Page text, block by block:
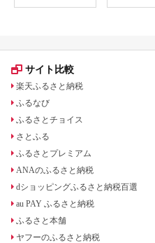
サイト比較
楽天ふるさと納税
ふるなび
ふるさとチョイス
さとふる
ふるさとプレミアム
ANAのふるさと納税
dショッピングふるさと納税百選
au PAY ふるさと納税
ふるさと本舗
ヤフーのふるさと納税